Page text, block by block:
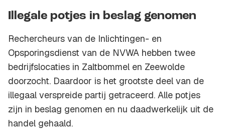
Illegale potjes in beslag genomen
Rechercheurs van de Inlichtingen- en
Opsporingsdienst van de NVWA hebben twee
bedrijfslocaties in Zaltbommel en Zeewolde
doorzocht. Daardoor is het grootste deel van de
illegaal verspreide partij getraceerd. Alle potjes
zijn in beslag genomen en nu daadwerkelijk uit de
handel gehaald.